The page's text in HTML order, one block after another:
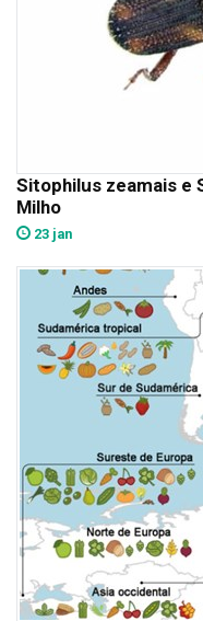
Sitophilus zeamais e
Milho
23 jan